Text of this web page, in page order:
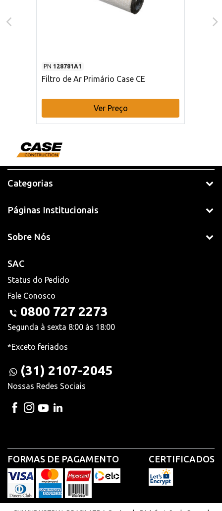
PN 128781A1
Filtro de Ar Primário Case CE
Ver Preço
Categorias
Páginas Institucionais
Sobre Nós
SAC
Status do Pedido
Fale Conosco
0800 727 2273
Segunda à sexta 8:00 às 18:00
*Exceto feriados
(31) 2107-2045
Nossas Redes Sociais
FORMAS DE PAGAMENTO CERTIFICADOS